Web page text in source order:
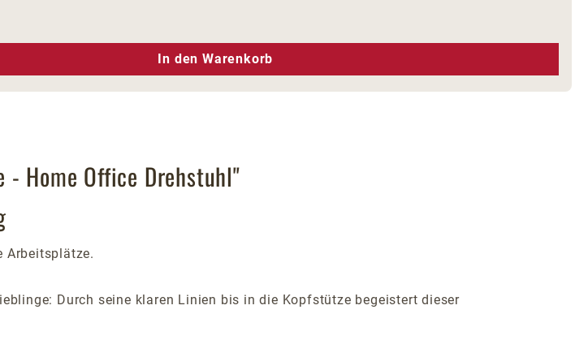
benutze die Schaltflächen um die Anzahl zu erhöhen oder zu
In den Warenkorb
Home Office Drehstuhl"
Arbeitsplätze.
Durch seine klaren Linien bis in die Kopfstütze begeistert dieser